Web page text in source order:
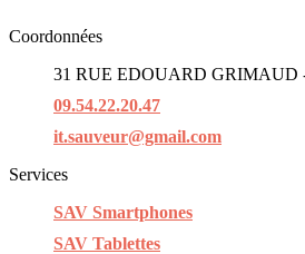
Coordonnées
31 RUE EDOUARD GRIMAUD
09.54.22.20.47
it.sauveur@gmail.com
Services
SAV Smartphones
SAV Tablettes